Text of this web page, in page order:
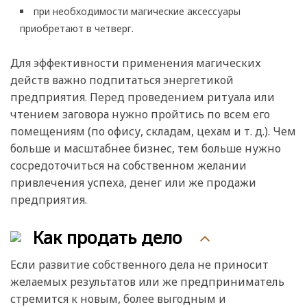
при необходимости магические аксессуары
приобретают в четверг.
Для эффективности применения магических
действ важно подпитаться энергетикой
предприятия. Перед проведением ритуала или
чтением заговора нужно пройтись по всем его
помещениям (по офису, складам, цехам и т. д.). Чем
больше и масштабнее бизнес, тем больше нужно
сосредоточиться на собственном желании
привлечения успеха, денег или же продажи
предприятия.
Как продать дело
Если развитие собственного дела не приносит
желаемых результатов или же предприниматель
стремится к новым, более выгодным и